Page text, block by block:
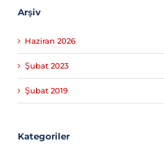
Arşiv
Haziran 2026
Şubat 2023
Şubat 2019
Kategoriler